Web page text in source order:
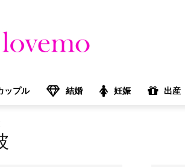
ップル 結婚 妊娠 出産